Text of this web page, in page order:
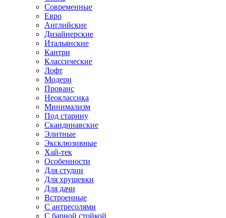
Современные
Евро
Английские
Дизайнерские
Итальянские
Кантри
Классические
Лофт
Модерн
Прованс
Неоклассика
Минимализм
Под старину
Скандинавские
Элитные
Эксклюзивные
Хай-тек
Особенности
Для студии
Для хрущевки
Для дачи
Встроенные
С антресолями
С барной стойкой